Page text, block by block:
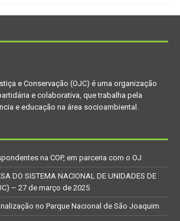
e Conservação (OJC) é uma organização
e colaborativa, que trabalha pela
e educação na área socioambiental.
na COP, em parceria com o OJ
DO SISTEMA NACIONAL DE UNIDADES DE
– 27 de março de 2025
no Parque Nacional de São Joaquim